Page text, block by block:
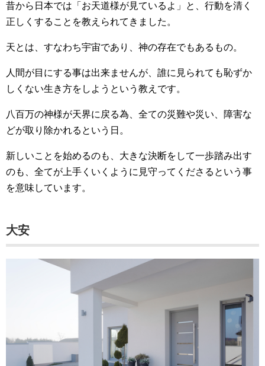
昔から日本では「お天道様が見ているよ」と、行動を清く
正しくすることを教えられてきました。
天とは、すなわち宇宙であり、神の存在でもあるもの。
人間が目にする事は出来ませんが、誰に見られても恥ずか
しくない生き方をしようという教えです。
八百万の神様が天界に戻る為、全ての災難や災い、障害な
どが取り除かれるという日。
新しいことを始めるのも、大きな決断をして一歩踏み出す
のも、全てが上手くいくように見守ってくださるという事
を意味しています。
大安